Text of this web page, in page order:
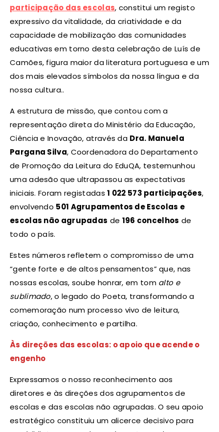
participação das escolas, constitui um registo
expressivo da vitalidade, da criatividade e da
capacidade de mobilização das comunidades
educativas em torno desta celebração de Luís de
Camões, figura maior da literatura portuguesa e um
dos mais elevados símbolos da nossa língua e da
nossa cultura..
A estrutura de missão, que contou com a
representação direta do Ministério da Educação,
Ciência e Inovação, através da Dra. Manuela
Pargana Silva, Coordenadora do Departamento
de Promoção da Leitura do EduQA, testemunhou
uma adesão que ultrapassou as expectativas
iniciais. Foram registadas1 022 573 participações,
envolvendo 501 Agrupamentos de Escolas e
escolas não agrupadas de 196 concelhos de
todo o país.
Estes números refletem o compromisso de uma
“gente forte e de altos pensamentos” que, nas
nossas escolas, soube honrar, em tom alto e
sublimado, o legado do Poeta, transformando a
comemoração num processo vivo de leitura,
criação, conhecimento e partilha.
Às direções das escolas: o apoio que acende o
engenho
Expressamos o nosso reconhecimento aos
diretores e às direções dos agrupamentos de
escolas e das escolas não agrupadas. O seu apoio
estratégico constituiu um alicerce decisivo para